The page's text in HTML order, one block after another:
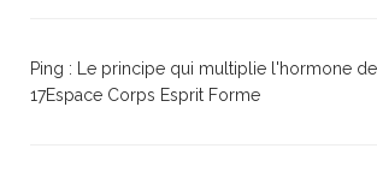
Ping :
Le principe qui multiplie l'hormone
17Espace Corps Esprit Forme